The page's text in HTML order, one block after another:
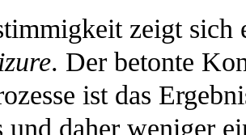
zeigt sich
. Der betonte
ist das
daher weniger